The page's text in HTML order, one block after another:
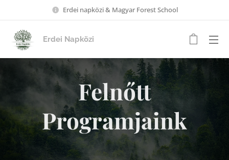
Erdei napközi & Magyar Forest School
Erdei Napközi
Felnőtt
Programjaink